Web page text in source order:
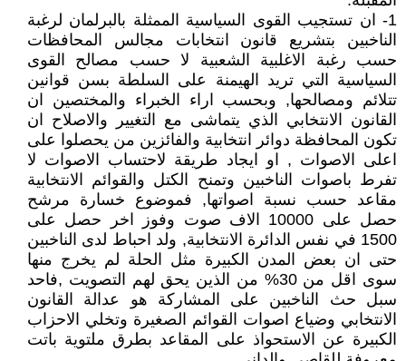
1- ان تستجيب القوى السياسية الممثلة بالبرلمان لرغبة
الناخبين بتشريع قانون انتخابات مجالس المحافظات
حسب رغبة الاغلبية الشعبية لا حسب مصالح القوى
السياسية التي تريد الهيمنة على السلطة بسن قوانين
تتلائم ومصالحها, وبحسب اراء الخبراء والمختصين ان
القانون الانتخابي الذي يتماشى مع التغيير والاصلاح ان
تكون المحافظة دوائر انتخابية والفائزين من يحصلوا على
اعلى الاصوات , او ايجاد طريقة لاحتساب الاصوات لا
تفرط باصوات الناخبين وتمنح الكتل والقوائم الانتخابية
مقاعد حسب نسبة اصواتها, فموضوع خسارة مرشح
حصل على 10000 الاف صوت وفوز اخر حصل على
1500 في نفس الدائرة الانتخابية, ولد احباط لدى الناخبين
حتى ان بعض المدن الكبيرة مثل الحلة لم يخرج منها
سوى اقل من 30% من الذين يحق لهم التصويت ,فاحد
سبل حث الناخبين على المشاركة هو عدالة القانون
الانتخابي وضياع اصوات القوائم الصغيرة وتخلي الاحزاب
الكبيرة عن الاستحواذ على المقاعد بطرق ملتوية باتت